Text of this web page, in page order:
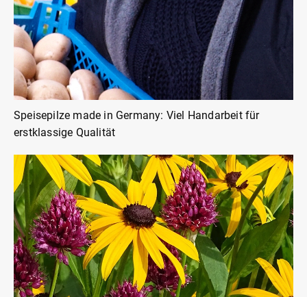
Speisepilze made in Germany: Viel Handarbeit für
erstklassige Qualität